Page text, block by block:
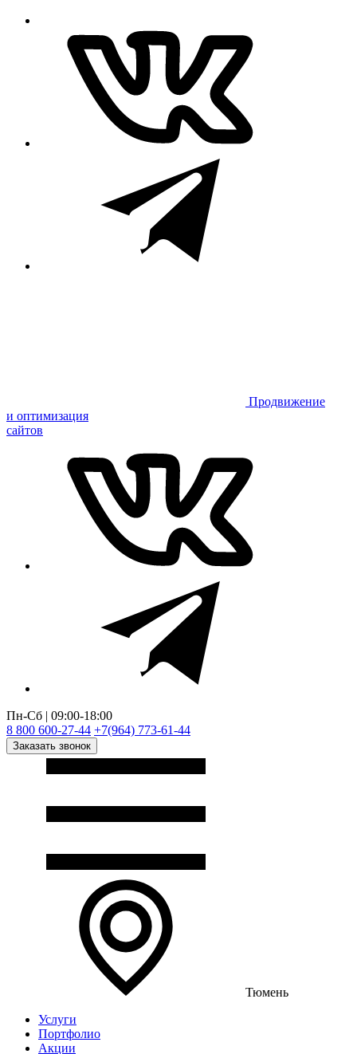
Продвижение
и оптимизация
сайтов
Пн-Сб | 09:00-18:00
8 800 600-27-44 +7(964) 773-61-44
Заказать звонок
Тюмень
Услуги
Портфолио
Акции